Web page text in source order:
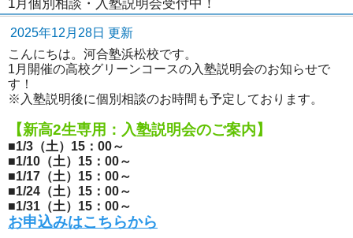
1月個別相談・入塾説明会受付中！
2025年12月28日 更新
こんにちは。河合塾浜松校です。
1月開催の高校グリーンコースの入塾説明会のお知らせで
す！
※入塾説明後に個別相談のお時間も予定しております。
【新高2生専用：入塾説明会のご案内】
■1/3（土）15：00～
■1/10（土）15：00～
■1/17（土）15：00～
■1/24（土）15：00～
■1/31（土）15：00～
お申込みはこちらから